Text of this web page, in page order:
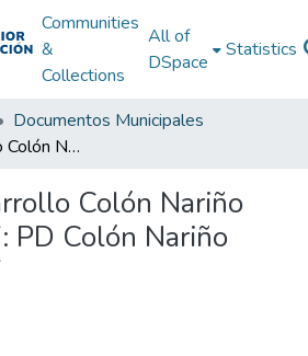
Communities
&
Collections
All of
DSpace
Statistics
Documentos Municipales
Plan de Desarrollo Colón Nariño 2004 - 2007: PD Colón Nariño 2004 - 2007
Colón Nariño
Colón Nariño